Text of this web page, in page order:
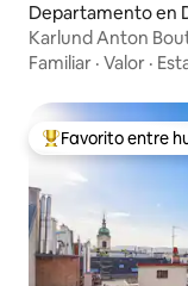
Departamento en
Karlund Anton
Familiar · Valor ·
De los mejores en
Favorito entre